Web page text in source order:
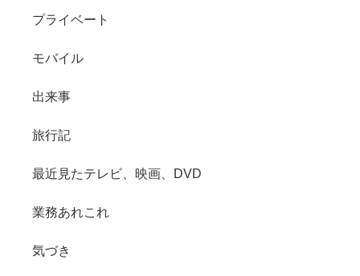
プライベート
モバイル
出来事
旅行記
最近見たテレビ、映画、DVD
業務あれこれ
気づき